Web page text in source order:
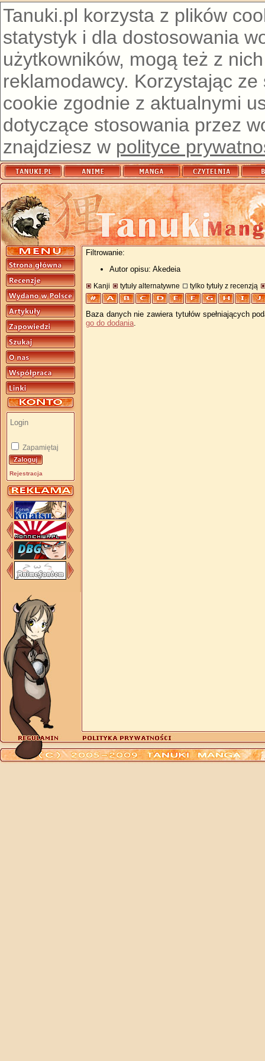
Tanuki.pl korzysta z plików
statystyk i dla dostosowania
użytkowników, mogą też z
reklamodawcy. Korzystając
cookie zgodnie z aktualnymi
dotyczące stosowania przez
znajdziesz w polityce
Zapamiętaj
Rejestracja
Filtrowanie:
Autor opisu: Akedeia
Kanji tytuły alternatywne tylko tytuły z recenzją
Baza danych nie zawiera tytułów spełniających
go do dodania.